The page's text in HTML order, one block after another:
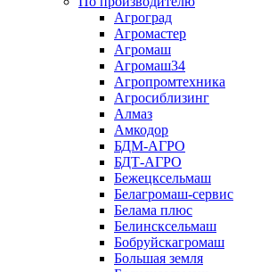
Агроград
Агромастер
Агромаш
Агромаш34
Агропромтехника
Агросиблизинг
Алмаз
Амкодор
БДМ-АГРО
БДТ-АГРО
Бежецксельмаш
Белагромаш-сервис
Белама плюс
Белинсксельмаш
Бобруйскагромаш
Большая земля